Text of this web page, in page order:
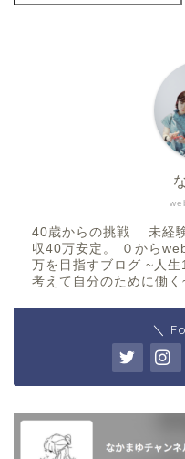
40歳からの挑戦 未経
収40万安定。 ０から
万を目指すブログ ~人
考えて自分のために働く
＼